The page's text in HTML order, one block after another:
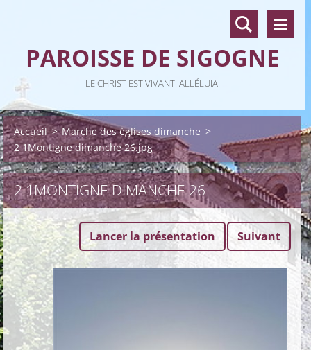
PAROISSE DE SIGOGNE
LE CHRIST EST VIVANT! ALLÉLUIA!
Accueil > Marche des églises dimanche >
2 1Montigne dimanche 26.jpg
2 1MONTIGNE DIMANCHE 26
Lancer la présentation Suivant